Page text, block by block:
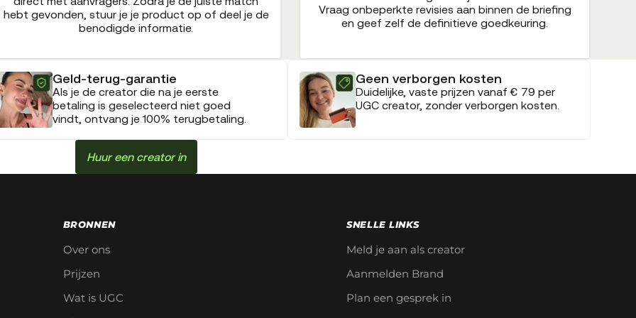
hebt gevonden, stuur je je product op of deel je de
benodigde informatie.
Vraag onbeperkte revisies aan binnen de briefing
en geef zelf de definitieve goedkeuring.
Geld-terug-garantie
Als je de creator die na je eerste
betaling is geselecteerd niet goed
vindt, ontvang je 100% terugbetaling.
Geen verborgen kosten
Duidelijke, vaste prijzen vanaf € 79 per
UGC creator, zonder verborgen kosten.
Huur een creator in
BRONNEN
Over ons
Prijzen
Wat is UGC
SNELLE LINKS
Meld je aan als creator
Aanmelden Brand
Plan een gesprek in